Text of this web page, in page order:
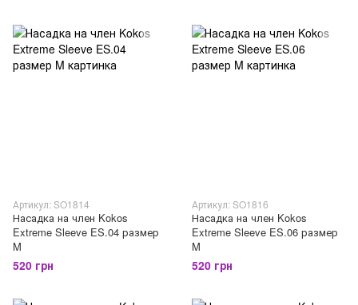
Артикул: SO1814
Насадка на член Kokos
Extreme Sleeve ES.04 размер
M
520 грн
Артикул: SO1816
Насадка на член Kokos
Extreme Sleeve ES.06 размер
M
520 грн